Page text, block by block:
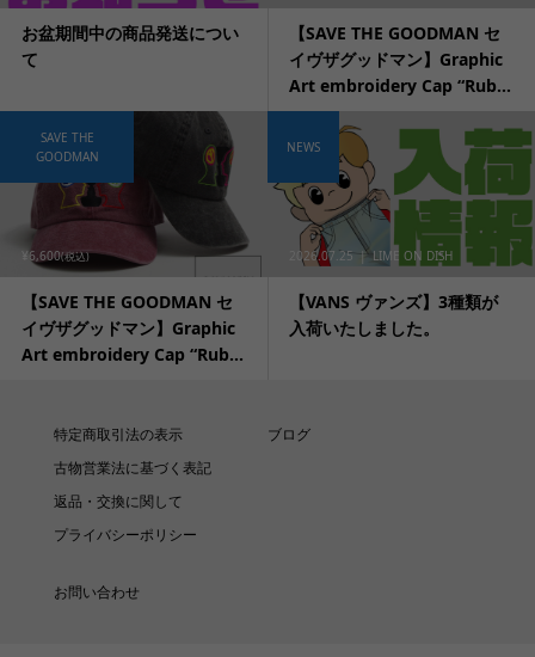
お盆期間中の商品発送につい
て
【SAVE THE GOODMAN セ
イヴザグッドマン】Graphic
Art embroidery Cap “Rub...
¥6,600(税込)
【SAVE THE GOODMAN セ
イヴザグッドマン】Graphic
Art embroidery Cap “Rub...
SAVE THE
GOODMAN
2026.07.25 LIME ON DISH
【VANS ヴァンズ】3種類が
入荷いたしました。
NEWS
特定商取引法の表示
古物営業法に基づく表記
返品・交換に関して
プライバシーポリシー
ブログ
お問い合わせ